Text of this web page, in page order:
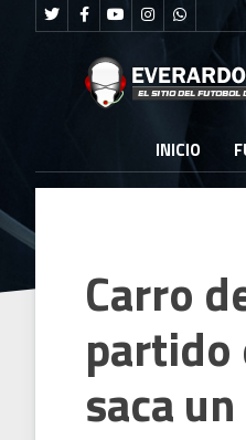
INICIO
Carro
partido
saca